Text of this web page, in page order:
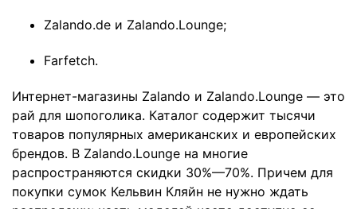
Zalando.de и Zalando.Lounge;
Farfetch.
Интернет-магазины Zalando и Zalando.Lounge — это
рай для шопоголика. Каталог содержит тысячи
товаров популярных американских и европейских
брендов. В Zalando.Lounge на многие
распространяются скидки 30%—70%. Причем для
покупки сумок Кельвин Кляйн не нужно ждать